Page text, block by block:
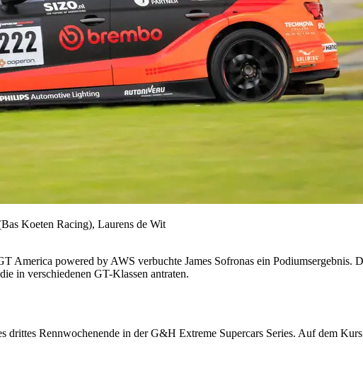
Koeten Racing), Laurens de Wit
America powered by AWS verbuchte James Sofronas ein
in verschiedenen GT-Klassen antraten.
drittes Rennwochenende in der G&H Extreme Supercars Series. Auf dem